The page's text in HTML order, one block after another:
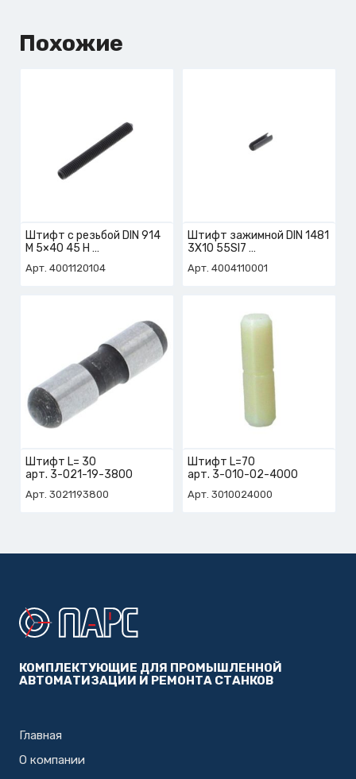
Похожие
Штифт с резьбой DIN 914
M 5×40 45 H
Арт. 4001120104
Штифт зажимной DIN 1481
3X10 55SI7
Арт. 4004110001
Штифт L= 30
арт. 3-021-19-3800
Арт. 3021193800
Штифт L=70
арт. 3-010-02-4000
Арт. 3010024000
КОМПЛЕКТУЮЩИЕ ДЛЯ ПРОМЫШЛЕННОЙ
АВТОМАТИЗАЦИИ И РЕМОНТА СТАНКОВ
Главная
О компании